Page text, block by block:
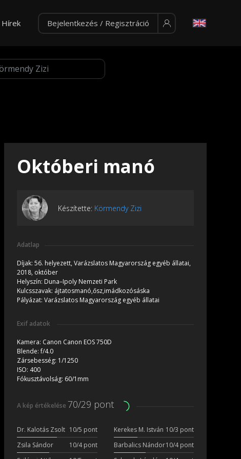
Hírek Bejelentkezés / Regisztráció
Októberi manó
Készítette: Körmendy Zizi
Adatlap
Díjak: 56. helyezett, Varázslatos Magyarország egyéb állatai,
2018, október
Helyszín: Duna–Ipoly Nemzeti Park
Kulcsszavak: ájtatosmanó,ősz,imádkozósáska
Pályázat: Varázslatos Magyarország egyéb állatai
Exif adatok
Kamera: Canon Canon EOS 750D
Blende:f/4.0
Zársebesség: 1/1250
ISO: 400
Fókusztávolság: 60/1mm
A kép értékelése 70/29 pont
Dr. Kalotás Zsolt 10/5 pont Kerekes M. István 10/3 pont
Zsila Sándor
10/4 pont Barbalics Nándor10/4 pont